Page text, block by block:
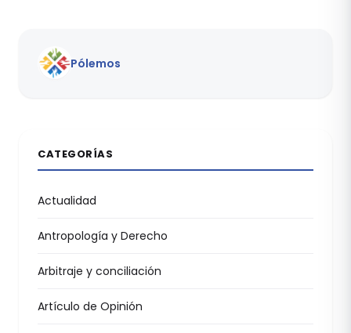
Pólemos
CATEGORÍAS
Actualidad
Antropología y Derecho
Arbitraje y conciliación
Artículo de Opinión